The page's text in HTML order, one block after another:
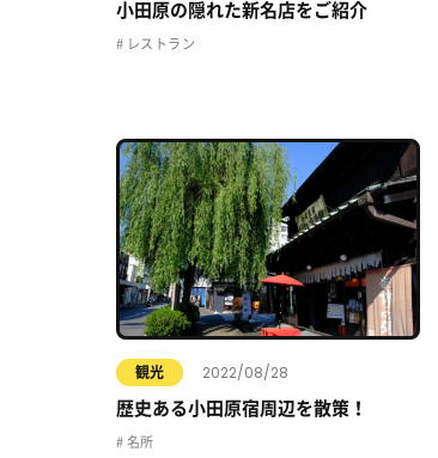
小田原の隠れた新名店をご紹介
レストラン
観光 2022/08/28
歴史ある小田原宿周辺を散策！
名所